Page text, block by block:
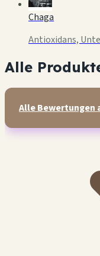
Chaga
Antioxidans,
Alle
Alle Bewertungen